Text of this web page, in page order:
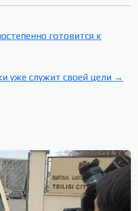
готовится к
уже служит своей цели →